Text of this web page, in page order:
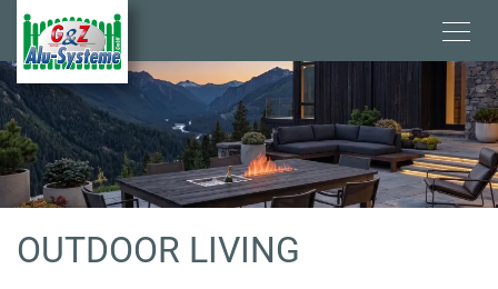
Skip
main
content
O
OUTDOOR LIVING